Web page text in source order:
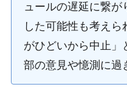
ュールの遅延に繋
した可能性も考え
がひどいから中止」
部の意見や憶測に過